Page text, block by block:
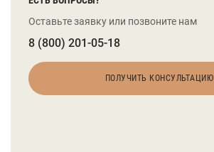
Оставьте заявку или позвоните нам
8 (800) 201-05-18
ПОЛУЧИТЬ КОНСУЛЬТАЦИЮ